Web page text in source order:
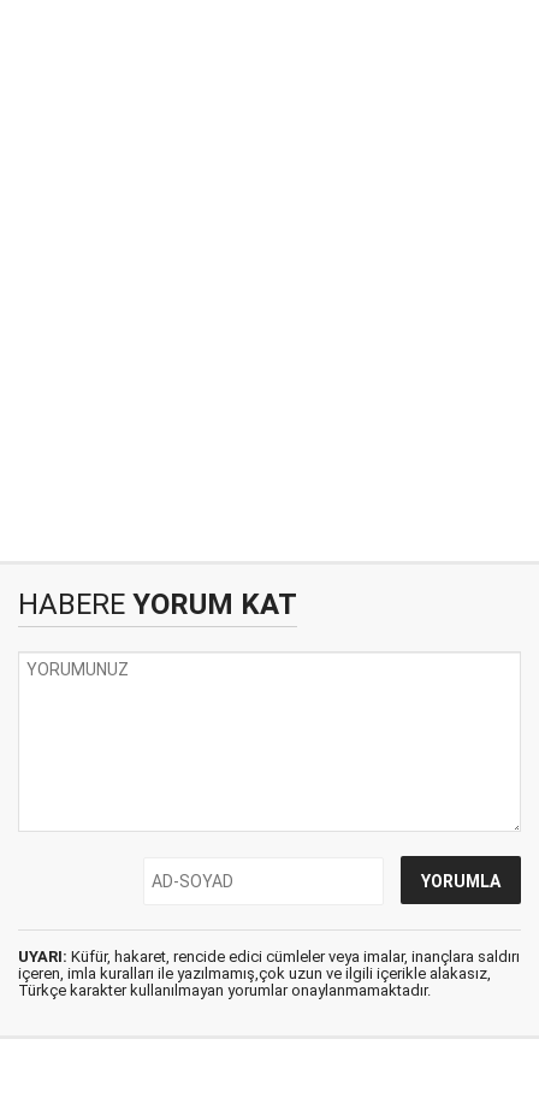
HABERE YORUM KAT
UYARI: Küfür, hakaret, rencide edici cümleler veya imalar, inançlara saldırı
içeren, imla kuralları ile yazılmamış,çok uzun ve ilgili içerikle alakasız,
Türkçe karakter kullanılmayan yorumlar onaylanmamaktadır.